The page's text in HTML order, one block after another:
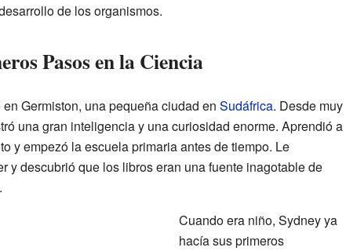
de los organismos.
Pasos en la Ciencia
Germiston, una pequeña ciudad en Sudáfrica. Desde muy
una gran inteligencia y una curiosidad enorme. Aprendió a
y empezó la escuela primaria antes de tiempo. Le
y descubrió que los libros eran una fuente inagotable de
Cuando era niño, Sydney ya
hacía sus primeros